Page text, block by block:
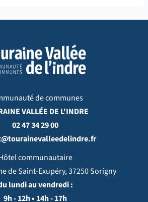
de communes
VALLÉE DE L'INDRE
02 47 34 29 00
communautaire
de Saint-Exupéry, 37250 Sorigny
lundi au vendredi :
9h - 12h • 14h - 17h